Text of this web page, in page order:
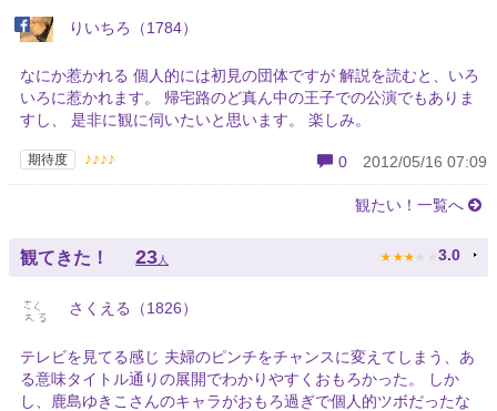
りいちろ（1784）
なにか惹かれる 個人的には初見の団体ですが 解説を読むと、いろ
いろに惹かれます。 帰宅路のど真ん中の王子での公演でもありま
すし、 是非に観に伺いたいと思います。 楽しみ。
期待度 ♪♪♪♪ 0 2012/05/16 07:09
観たい！一覧へ
観てきた！ 23 人 ★ ★ ★ ★ ★ 3.0
さくえる（1826）
テレビを見てる感じ 夫婦のピンチをチャンスに変えてしまう、あ
る意味タイトル通りの展開でわかりやすくおもろかった。 しか
し、鹿島ゆきこさんのキャラがおもろ過ぎで個人的ツボだったな